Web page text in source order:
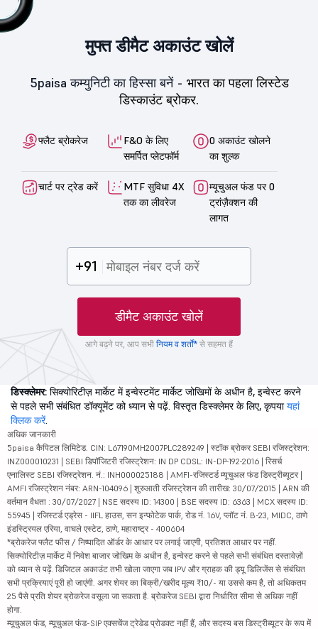
मुफ्त डीमैट अकाउंट खोलें
5paisa कम्युनिटी का हिस्सा बनें - भारत का पहला लिस्टेड
डिस्काउंट ब्रोकर.
फ्लैट ब्रोकरेज
F&O के लिए
समर्पित प्लेटफॉर्म
0 अकाउंट खोलने
का शुल्क
चार्ट पर ट्रेड करें
MTF सुविधा 4X
तक का लीवरेज
म्यूचुअल फंड पर 0
ट्रांज़ैक्शन की
लागत
+91
डीमैट अकाउंट खोलें
आगे बढ़ने पर, आप सभी नियम व शर्तों* से सहमत हैं
डिस्क्लेमर: सिक्योरिटीज़ मार्केट में इन्वेस्टमेंट मार्केट जोखिमों के अधीन है, इन्वेस्ट करने
से पहले सभी संबंधित डॉक्यूमेंट को ध्यान से पढ़ें. विस्तृत डिस्क्लेमर के लिए, कृपयायहां
क्लिक करें.
अधिक जानकारी
5paisa कैपिटल लिमिटेड. CIN: L67190MH2007PLC289249 | स्टॉक ब्रोकर SEBI रजिस्ट्रेशन:
INZ000010231 | SEBI डिपॉजिटरी रजिस्ट्रेशन: IN DP CDSL: IN-DP-192-2016 | रिसर्च
एनालिस्ट SEBI रजिस्ट्रेशन. नं.: INH000025188 | AMFI-रजिस्टर्ड म्यूचुअल फंड डिस्ट्रीब्यूटर |
AMFI रजिस्ट्रेशन नंबर: ARN-104096 | शुरुआती रजिस्ट्रेशन की तारीख: 30/07/2015 | ARN की
वर्तमान वैधता : 30/07/2027 | NSE सदस्य ID: 14300 | BSE सदस्य ID: 6363 | MCX सदस्य ID:
55945 | रजिस्टर्ड एड्रेस - IIFL हाउस, सन इन्फोटेक पार्क, रोड नं. 16V, प्लॉट नं. B-23, MIDC, ठाणे
इंडस्ट्रियल एरिया, वाघले एस्टेट, ठाणे, महाराष्ट्र - 400604
*ब्रोकरेज फ्लैट फीस / निष्पादित ऑर्डर के आधार पर लगाई जाएगी, प्रतिशत आधार पर नहीं.
सिक्योरिटीज़ मार्केट में निवेश बाजार जोखिम के अधीन है, इन्वेस्ट करने से पहले सभी संबंधित दस्तावेज़ों
को ध्यान से पढ़ें. डिजिटल अकाउंट तभी खोला जाएगा जब IPV और ग्राहक की ड्यू डिलिजेंस से संबंधित
सभी प्रक्रियाएं पूरी हो जाएंगी. अगर शेयर का बिक्री/खरीद मूल्य ₹10/- या उससे कम है, तो अधिकतम
25 पैसे प्रति शेयर ब्रोकरेज वसूला जा सकता है. ब्रोकरेज SEBI द्वारा निर्धारित सीमा से अधिक नहीं
होगा.
म्यूचुअल फंड, म्यूचुअल फंड-SIP एक्सचेंज ट्रेडेड प्रोडक्ट नहीं हैं, और सदस्य बस डिस्ट्रीब्यूटर के रूप में